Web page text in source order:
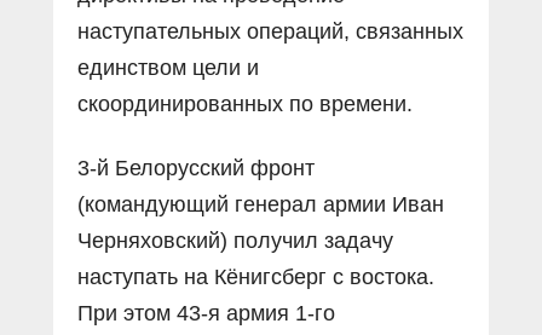
наступательных операций, связанных
единством цели и
скоординированных по времени.
3-й Белорусский фронт
(командующий генерал армии Иван
Черняховский) получил задачу
наступать на Кёнигсберг с востока.
При этом 43-я армия 1-го